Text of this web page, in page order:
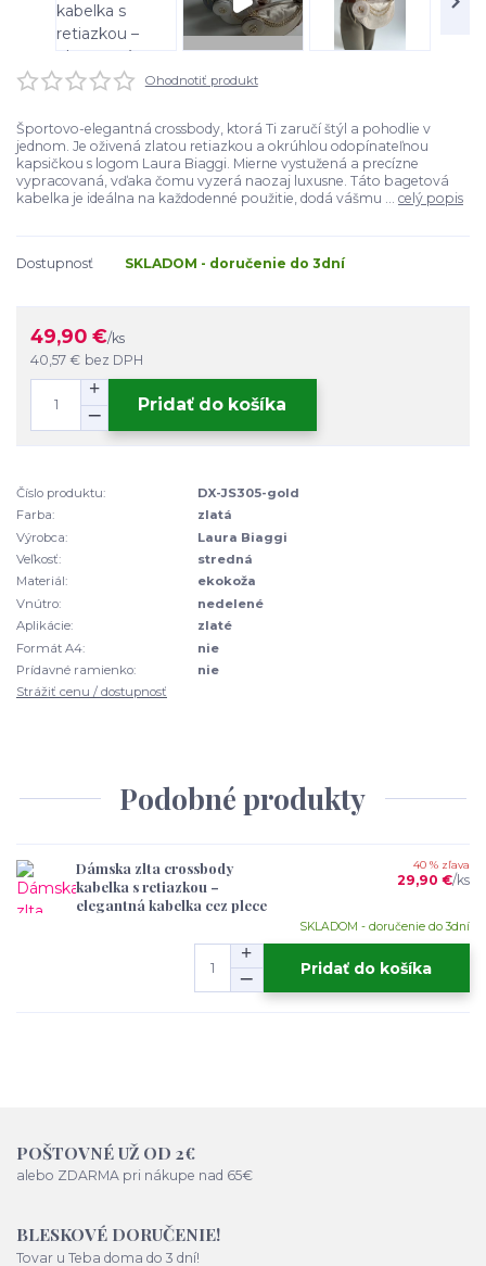
Ohodnotiť produkt
Športovo-elegantná crossbody, ktorá Ti zaručí štýl a pohodlie v
jednom. Je oživená zlatou retiazkou a okrúhlou odopínateľnou
kapsičkou s logom Laura Biaggi. Mierne vystužená a precízne
vypracovaná, vďaka čomu vyzerá naozaj luxusne. Táto bagetová
kabelka je ideálna na každodenné použitie, dodá vášmu ... celý popis
Dostupnosť SKLADOM - doručenie do 3dní
49,90 €/ks
40,57 € bez DPH
Pridať do košíka
Číslo produktu:
DX-JS305-gold
Farba:
zlatá
Výrobca:
Laura Biaggi
Veľkosť:
stredná
Materiál:
ekokoža
Vnútro:
nedelené
Aplikácie:
zlaté
Formát A4:
nie
Prídavné ramienko:
nie
Strážiť cenu / dostupnosť
Podobné produkty
Dámska zlta crossbody
kabelka s retiazkou –
elegantná kabelka cez plece
40 % zľava
29,90 €/ks
SKLADOM - doručenie do 3dní
Pridať do košíka
POŠTOVNÉ UŽ OD 2€
alebo ZDARMA pri nákupe nad 65€
BLESKOVÉ DORUČENIE!
Tovar u Teba doma do 3 dní!